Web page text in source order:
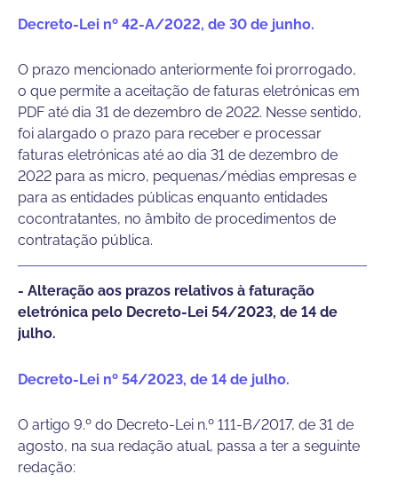
Decreto-Lei nº 42-A/2022, de 30 de junho.
O prazo mencionado anteriormente foi prorrogado,
o que permite a aceitação de faturas eletrónicas em
PDF até dia 31 de dezembro de 2022. Nesse sentido,
foi alargado o prazo para receber e processar
faturas eletrónicas até ao dia 31 de dezembro de
2022 para as micro, pequenas/médias empresas e
para as entidades públicas enquanto entidades
cocontratantes, no âmbito de procedimentos de
contratação pública.
- Alteração aos prazos relativos à faturação
eletrónica pelo Decreto-Lei 54/2023, de 14 de
julho.
Decreto-Lei nº 54/2023, de 14 de julho.
O artigo 9.º do Decreto-Lei n.º 111-B/2017, de 31 de
agosto, na sua redação atual, passa a ter a seguinte
redação: